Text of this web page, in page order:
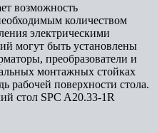
возможность
количеством
электрическими
могут быть установлены
преобразователи и
монтажных стойках
рабочей поверхности стола.
стол SPC A20.33-1R